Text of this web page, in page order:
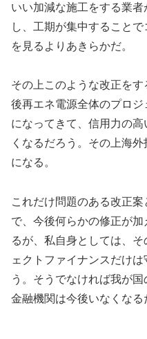
いい加減な施工をする業
し、工期が集中すること
を見るよりあきらかだ。
その上このような改正を
後再エネ電源全体のプロ
になってきて、信用力の
くなるだろう。その上海
になる。
これだけ問題のある改正
で、今後何らかの修正が
るが、私自身としては、
ェクトファイナンスだけ
う。そうでなければ我が
金融機関は今後いなくなる